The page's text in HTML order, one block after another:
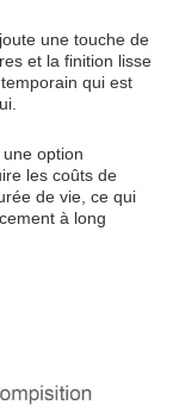
une touche de
et la finition lisse
qui est
option
les coûts de
de vie, ce qui
à long